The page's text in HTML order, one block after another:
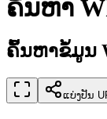
ຄົ້ນຫາ
ຄົ້ນຫາຂໍ້ມູນ
ແບ່ງປັນ